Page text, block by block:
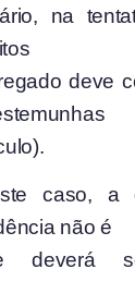
na
deve
caso, a
não é
deverá